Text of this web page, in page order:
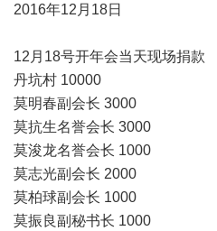
2016年12月18日
12月18号开年会当天现场捐款
丹坑村 10000
莫明春副会长 3000
莫抗生名誉会长 3000
莫浚龙名誉会长 1000
莫志光副会长 2000
莫柏球副会长 1000
莫振良副秘书长 1000